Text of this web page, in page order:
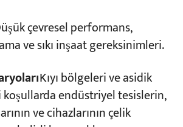
çevresel performans,
ve sıkı inşaat gereksinimleri.
Kıyı bölgeleri ve asidik
endüstriyel tesislerin,
ve cihazlarının çelik